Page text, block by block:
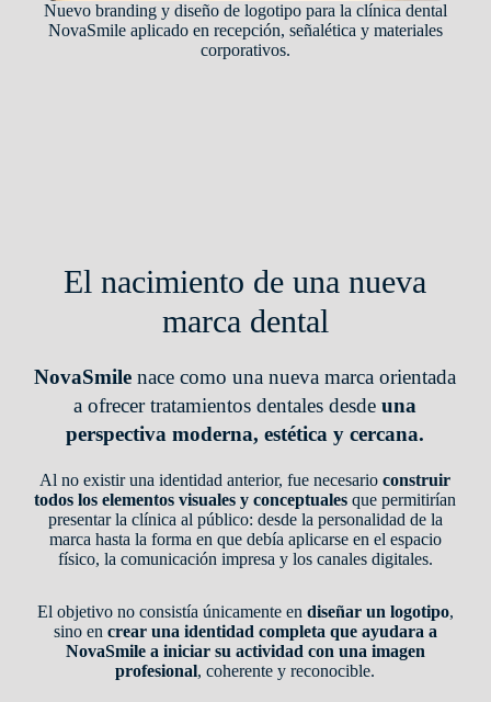
Nuevo branding y diseño de logotipo para la clínica dental
NovaSmile aplicado en recepción, señalética y materiales
corporativos.
El nacimiento de una nueva
marca dental
NovaSmile nace como una nueva marca orientada
a ofrecer tratamientos dentales desdeuna
perspectiva moderna, estética y cercana.
Al no existir una identidad anterior, fue necesarioconstruir
todos los elementos visuales y conceptuales que permitirían
presentar la clínica al público: desde la personalidad de la
marca hasta la forma en que debía aplicarse en el espacio
físico, la comunicación impresa y los canales digitales.
El objetivo no consistía únicamente en diseñar un logotipo,
sino en crear una identidad completa que ayudara a
NovaSmile a iniciar su actividad con una imagen
profesional, coherente y reconocible.